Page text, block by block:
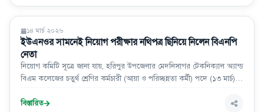
সারা দেশ
১৪ মার্চ ২০২৬
ইউএনওর সামনেই নিয়োগ পরীক্ষার নথিপত্র ছিনিয়ে নিলেন বিএনপি
নেতা
নিয়োগ কমিটি সূত্রে জানা যায়, হরিপুর উপজেলার মেদনিসাগর টেকনিক্যাল অ্যান্ড
বিএম কলেজের চতুর্থ শ্রেণির কর্মচারী (আয়া ও পরিচ্ছন্নতা কর্মী) পদে (১৩ মার্চ)
নেন।
বিস্তারিত